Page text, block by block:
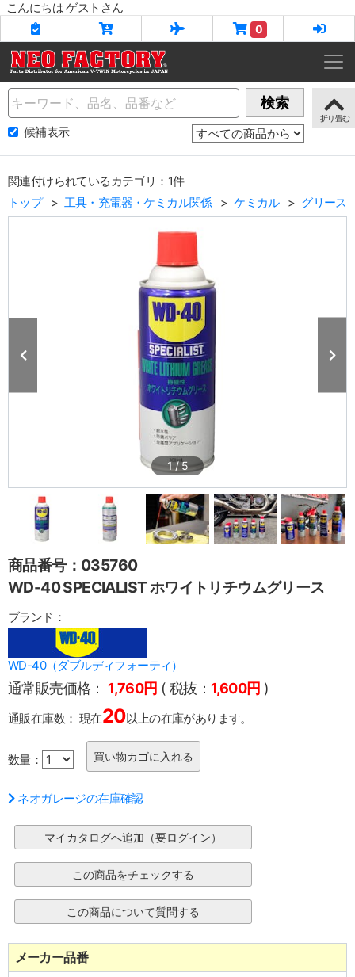
こんにちは ゲストさん
0
Name 検索
候補表示
関連付けられているカテゴリ：1件
トップ
工具・充電器・ケミカル関係 ケミカル グリース
1/5
商品番号：035760
WD-40 SPECIALIST ホワイトリチウムグリース
ブランド：
WD-40（ダブルディフォーティ）
通常販売価格： 1,760円 ( 税抜： 1,600円 )
通販在庫数： 現在20以上の在庫があります。
数量：
ネオガレージの在庫確認
メーカー品番